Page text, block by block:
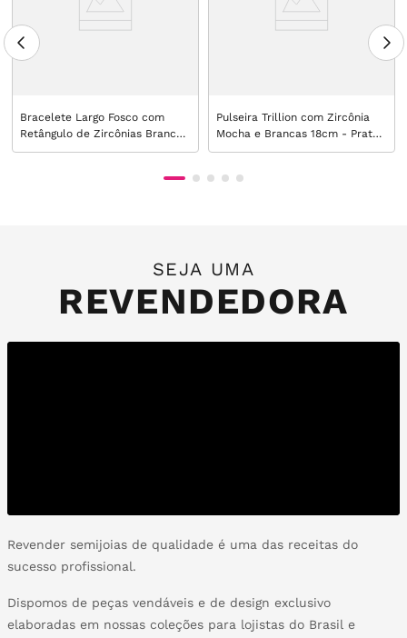
Bracelete Largo Fosco com
Retângulo de Zircônias Brancas
- Banho de Ouro 18k
Pulseira Trillion com Zircônia
Mocha e Brancas 18cm - Prata
925
SEJA UMA
REVENDEDORA
Revender semijoias de qualidade é uma das receitas do
sucesso profissional.
Dispomos de peças vendáveis e de design exclusivo
elaboradas em nossas coleções para lojistas do Brasil e